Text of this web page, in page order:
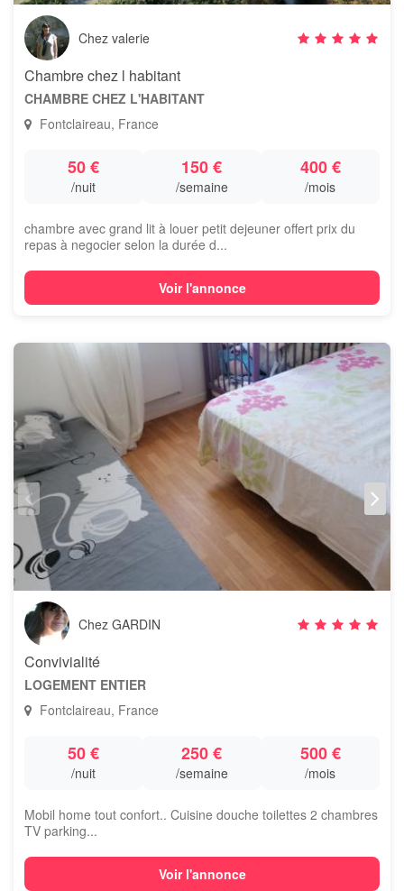
Chez valerie
Chambre chez l habitant
CHAMBRE CHEZ L'HABITANT
Fontclaireau, France
50 €
/nuit
150 €
/semaine
400 €
/mois
chambre avec grand lit à louer petit dejeuner offert prix du
repas à negocier selon la durée d...
Voir l'annonce
Chez GARDIN
Convivialité
LOGEMENT ENTIER
Fontclaireau, France
50 €
/nuit
250 €
/semaine
500 €
/mois
Mobil home tout confort.. Cuisine douche toilettes 2 chambres
TV parking...
Voir l'annonce